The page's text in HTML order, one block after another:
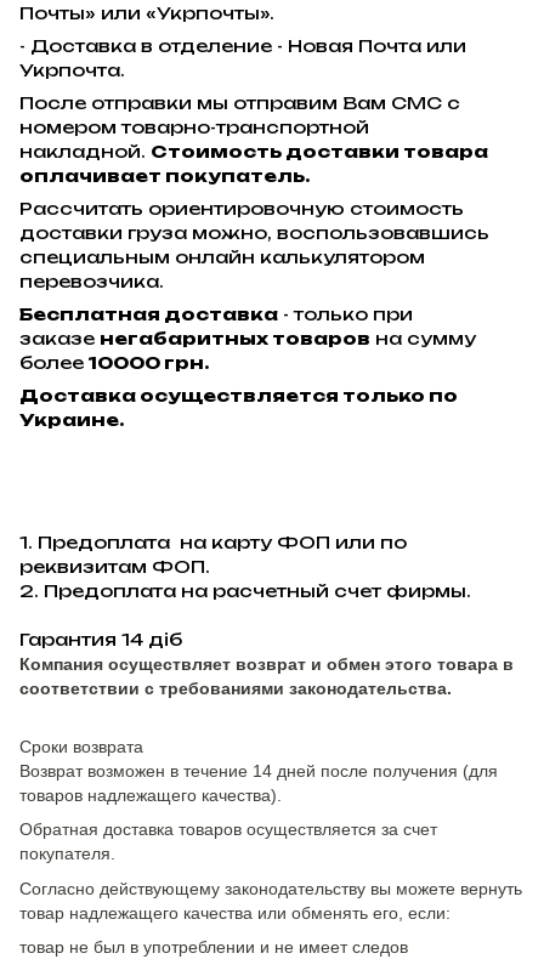
Почты» или «Укрпочты».
- Доставка в отделение - Новая Почта или
Укрпочта.
После отправки мы отправим Вам СМС с
номером товарно-транспортной
накладной. Стоимость доставки товара
оплачивает покупатель.
Рассчитать ориентировочную стоимость
доставки груза можно, воспользовавшись
специальным онлайн калькулятором
перевозчика.
Бесплатная доставка - только при
заказе негабаритных товаров на сумму
более 10000 грн.
Доставка осуществляется только по
Украине.
1. Предоплата на карту ФОП или по
реквизитам ФОП.
2. Предоплата на расчетный счет фирмы.
Гарантия 14 діб
Компания осуществляет возврат и обмен этого товара в
соответствии с требованиями законодательства.
Сроки возврата
Возврат возможен в течение 14 дней после получения (для
товаров надлежащего качества).
Обратная доставка товаров осуществляется за счет
покупателя.
Согласно действующему законодательству вы можете вернуть
товар надлежащего качества или обменять его, если:
товар не был в употреблении и не имеет следов